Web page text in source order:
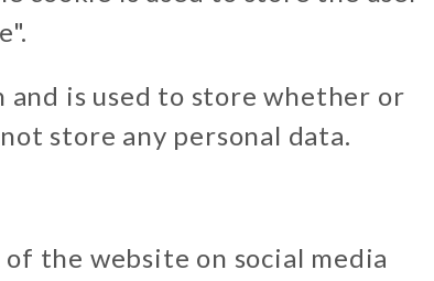
and is used to store whether or
store any personal data.
the website on social media